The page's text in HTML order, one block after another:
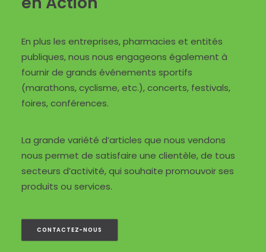
En plus les entreprises, pharmacies et entités
publiques, nous nous engageons également à
fournir de grands événements sportifs
(marathons, cyclisme, etc.), concerts, festivals,
foires, conférences.
La grande variété d’articles que nous vendons
nous permet de satisfaire une clientèle, de tous
secteurs d’activité, qui souhaite promouvoir ses
produits ou services.
CONTACTEZ-NOUS